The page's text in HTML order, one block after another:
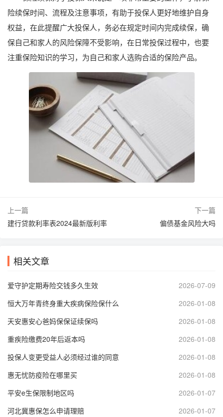
险续保时间、流程及注意事项，有助于投保人更好地维护自身
权益，在此提醒广大投保人，务必在规定时间内完成续保，确
保自己和家人的风险保障不受影响，在日常投保过程中，也要
注重保险知识的学习，为自己和家人选购合适的保险产品。
上一篇
建行贷款利率表2024最新版利率
下一篇
偏债基金风险大吗
相关文章
爱守护定期寿险交钱多久生效
2026-07-09
恒大万年青终身重大疾病保险保什么
2026-01-08
天安惠安心爸妈保保证续保吗
2026-01-08
重疾险缴费20年后返本吗
2026-01-08
投保人变更受益人必须经过谁的同意
2026-01-08
惠无忧防疫险在哪里买
2026-01-08
平安e生保限制地区吗
2026-01-07
河北冀惠保怎么申请理赔
2026-01-07